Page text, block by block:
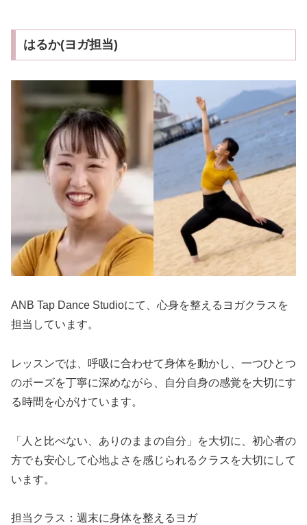
はるか(ヨガ担当)
ANB Tap Dance Studioにて、心身を整えるヨガクラスを
担当しています。
レッスンでは、呼吸に合わせて身体を動かし、一つひとつ
のポーズを丁寧に深めながら、自分自身の感覚を大切にす
る時間を心がけています。
「人と比べない、ありのままの自分」を大切に、初心者の
方でも安心して心地よさを感じられるクラスを大切にして
います。
担当クラス：週末に身体を整えるヨガ